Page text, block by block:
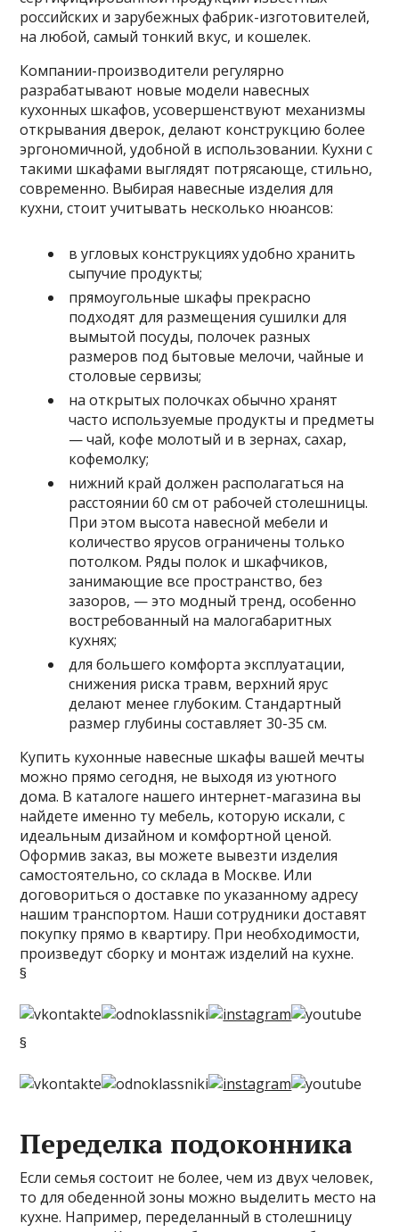
российских и зарубежных фабрик-изготовителей,
на любой, самый тонкий вкус, и кошелек.
Компании-производители регулярно
разрабатывают новые модели навесных
кухонных шкафов, усовершенствуют механизмы
открывания дверок, делают конструкцию более
эргономичной, удобной в использовании. Кухни с
такими шкафами выглядят потрясающе, стильно,
современно. Выбирая навесные изделия для
кухни, стоит учитывать несколько нюансов:
в угловых конструкциях удобно хранить
сыпучие продукты;
прямоугольные шкафы прекрасно
подходят для размещения сушилки для
вымытой посуды, полочек разных
размеров под бытовые мелочи, чайные и
столовые сервизы;
на открытых полочках обычно хранят
часто используемые продукты и предметы
— чай, кофе молотый и в зернах, сахар,
кофемолку;
нижний край должен располагаться на
расстоянии 60 см от рабочей столешницы.
При этом высота навесной мебели и
количество ярусов ограничены только
потолком. Ряды полок и шкафчиков,
занимающие все пространство, без
зазоров, — это модный тренд, особенно
востребованный на малогабаритных
кухнях;
для большего комфорта эксплуатации,
снижения риска травм, верхний ярус
делают менее глубоким. Стандартный
размер глубины составляет 30-35 см.
Купить кухонные навесные шкафы вашей мечты
можно прямо сегодня, не выходя из уютного
дома. В каталоге нашего интернет-магазина вы
найдете именно ту мебель, которую искали, с
идеальным дизайном и комфортной ценой.
Оформив заказ, вы можете вывезти изделия
самостоятельно, со склада в Москве. Или
договориться о доставке по указанному адресу
нашим транспортом. Наши сотрудники доставят
покупку прямо в квартиру. При необходимости,
произведут сборку и монтаж изделий на кухне.
§
§
Переделка подоконника
Если семья состоит не более, чем из двух человек,
то для обеденной зоны можно выделить место на
кухне. Например, переделанный в столешницу